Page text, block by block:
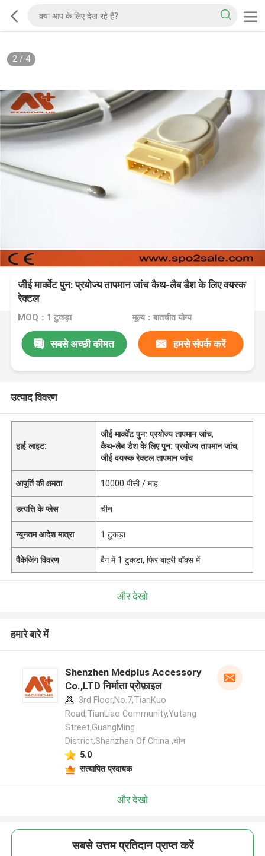
2/ 4
जीई मार्क्वेट पुन: प्रयोज्य तापमान जांच कैथ-लैब डैश के लिए वयस्क
रेक्टल
MOQ：1 टुकड़ा मूल्य：बातचीत योग्य
सबसे अच्छी कीमत हमसे संपर्क करें
उत्पाद विवरण
हाई लाइट:
जीई मार्क्वेट पुन: प्रयोज्य तापमान जांच,
कैथ-लैब डैश के लिए पुन: प्रयोज्य तापमान जांच,
जीई वयस्क रेक्टल तापमान जांच
आपूर्ति की क्षमता 10000 पीसी / माह
उत्पत्ति के प्लेस चीन
न्यूनतम आदेश मात्रा 1 टुकड़ा
पैकेजिंग विवरण बैग में 1 टुकड़ा, फिर बाहरी बॉक्स में
और देखो
हमारे बारे में
Shenzhen Medplus Accessory
Co.,LTD निर्माता प्रोफ़ाइल
3rd Floor,No.7,TianKuo
Road,TianLiao Community,Yutang
Street,GuangMing
District,Shenzhen Of China ,चीन
5.0
सत्यापित प्रदायक
और देखो
सबसे उत्तम प्रतिदान प्राप्त करें